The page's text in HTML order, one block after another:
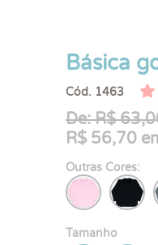
Básica
Cód. 1463
De: R$
R$ 56,70
Outras Cores:
Tamanho